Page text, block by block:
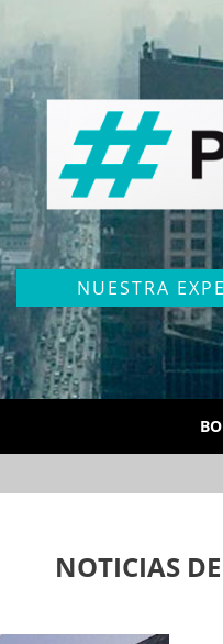
NUESTRA
NOTICIAS